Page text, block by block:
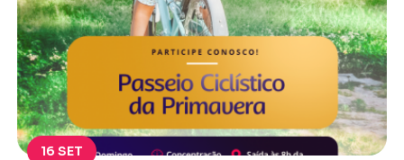
16 SET